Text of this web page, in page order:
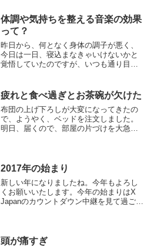
体調や気持ちを整える音楽の効果
って？
昨日から、何となく身体の調子が悪く、
今日は一日、寝込まなきゃいけないかと
覚悟していたのですが、いつも通り目覚
というか、頭が重く、めまいもあり、ず
っとダラダラ過ごしてしま...
疲れと食べ過ぎとお茶碗が欠けた
布団の上げ下ろしが大変になってきたの
で、ようやく、ベッドを注文しました。
明日、届くので、部屋の片づけを大急ぎ
に物を移動させながら、よ...
2017年の始まり
新しい年になりましたね。今年もよろし
くお願いいたします。今年の始まりはX
Japanのカウントダウン中継を見て過ご
ガリッと音がして、...
頭が痛すぎ